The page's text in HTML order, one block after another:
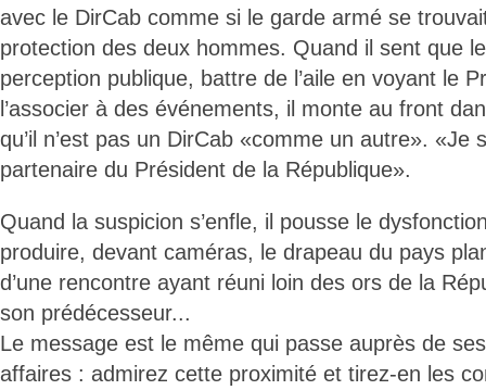
avec le DirCab comme si le garde armé se
protection des deux hommes. Quand il sent que
perception publique, battre de l’aile en voyant le
l’associer à des événements, il monte au front
qu’il n’est pas un DirCab «comme un autre». «Je
partenaire du Président de la République».
Quand la suspicion s’enfle, il pousse le
produire, devant caméras, le drapeau du pays
d’une rencontre ayant réuni loin des ors de la
son prédécesseur...
Le message est le même qui passe auprès de
affaires : admirez cette proximité et tirez-en les